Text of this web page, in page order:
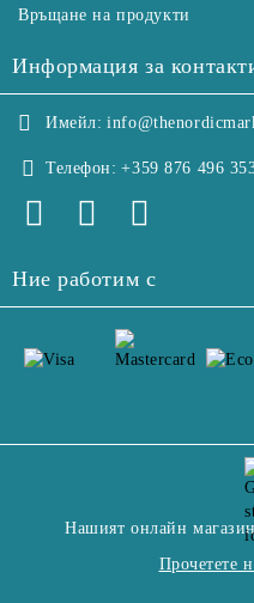
Връщане на продукти
Информация за
Имейл:
Телефон: +359 876 496
Ние работим с
Нашият онлайн
Прочетете